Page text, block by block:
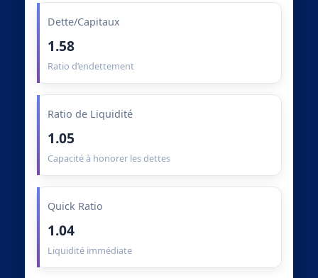
Dette/Capitaux
1.58
Ratio d’endettement
Ratio de Liquidité
1.05
Capacité à honorer les dettes
Quick Ratio
1.04
Liquidité immédiate